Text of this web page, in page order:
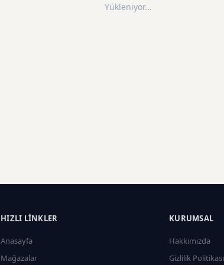
Yükleniyor...
HIZLI LINKLER
Anasayfa
Mağazalar
KURUMSAL
Hakkımızda
Gizlilik Politikası